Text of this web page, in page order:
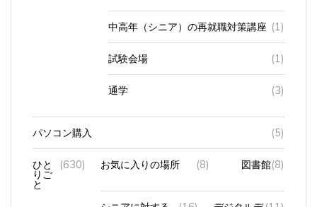
中高年（シニア）の再就職対策講座 (1)
試験会場 (1)
通学 (3)
パソコン購入 (5)
ひと
りご
と
(630) お気に入りの場所 (8) 図書館(8)
シニアに対する (16) デジタルデ (11)